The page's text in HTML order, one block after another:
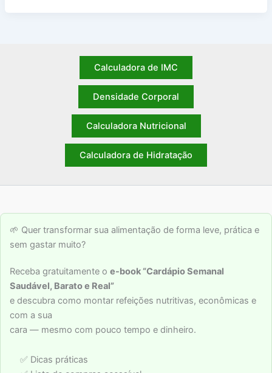
Calculadora de IMC
Densidade Corporal
Calculadora Nutricional
Calculadora de Hidratação
🌱 Quer transformar sua alimentação de forma leve, prática e
sem gastar muito?
Receba gratuitamente o e-book “Cardápio Semanal
Saudável, Barato e Real”
e descubra como montar refeições nutritivas, econômicas e
com a sua
cara — mesmo com pouco tempo e dinheiro.
✅ Dicas práticas